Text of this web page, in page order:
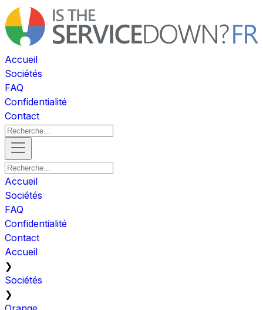
Accueil
Sociétés
FAQ
Confidentialité
Contact
Accueil
Sociétés
FAQ
Confidentialité
Contact
Accueil
❯
Sociétés
❯